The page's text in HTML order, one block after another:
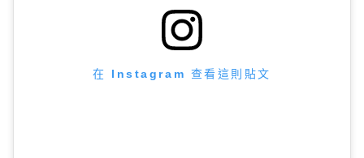
在 Instagram 查看這則貼文